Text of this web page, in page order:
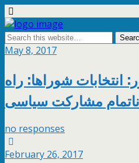
May 8, 2017
انتخابات شوراها: راه
ناتمام مشارکت سیاسی
no responses
February 26, 2017